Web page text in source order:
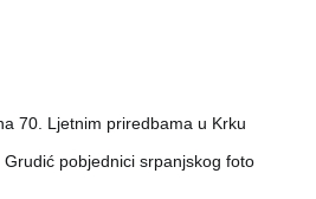
70. Ljetnim priredbama u Krku
pobjednici srpanjskog foto